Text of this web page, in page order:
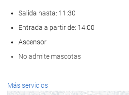
Salida hasta: 11:30
Entrada a partir de: 14:00
Ascensor
No admite mascotas
Servicios de recepción
Más servicios